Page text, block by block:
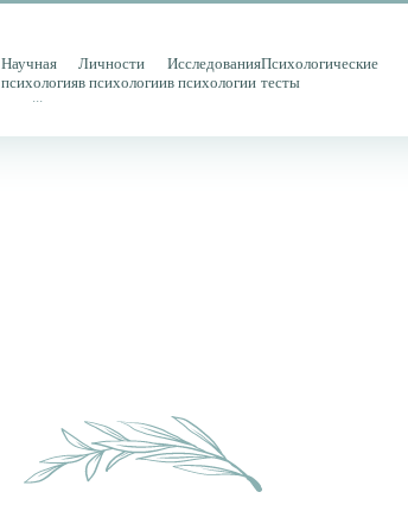
Научная
психология
Личности
в психологии
Исследования
в психологии
Психологические
тесты